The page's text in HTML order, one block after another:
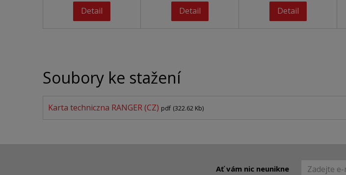
Detail Detail Detail
Soubory ke stažení
Karta techniczna RANGER (CZ) pdf (322.62 Kb)
Ať vám nic neunikne